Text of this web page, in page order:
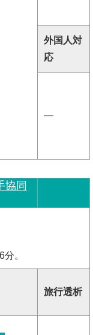
外国人対
応
―
協同
。
旅行透析